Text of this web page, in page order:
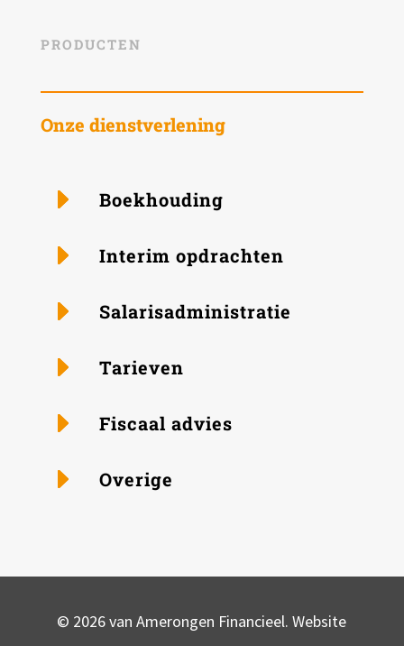
PRODUCTEN
Onze dienstverlening
Boek­houding
Interim opdrachten
Salaris­administratie
Tarieven
Fiscaal advies
Overige
© 2026 van Amerongen Financieel. Website